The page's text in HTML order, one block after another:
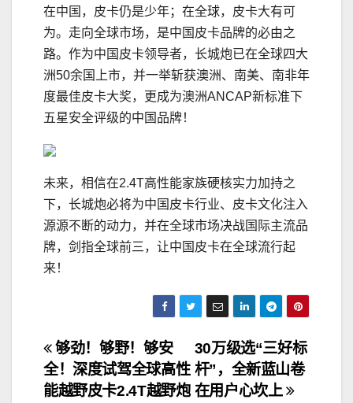
在中国，皮卡仍是少年；在全球，皮卡大有可
为。走向全球市场，是中国皮卡品牌的必由之
路。作为中国皮卡领导者，长城炮已在全球四大
洲50余国上市，并一举斩获澳洲、南美、南非年
度最佳皮卡大奖，更成为澳洲ANCAP新标准下
五星安全评级的中国品牌！
未来，相信在2.4T高性能家族硬核实力加持之
下，长城炮必将为中国皮卡行业、皮卡文化注入
源源不断的动力，并在全球市场决战国际主流品
牌，剑指全球前三，让中国皮卡在全球流行起
来！
文
章
30万级选“三好标
杆”，全新蓝山卷
在用户心坎上
够劲！够野！够安
全！深度试驾全球高性
能越野皮卡2.4T越野炮